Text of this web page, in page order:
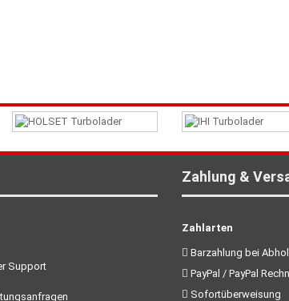
Support
Zahlung &
Zahlarten
Barzahlung bei
PayPal / PayPal
Sofortüberweisung